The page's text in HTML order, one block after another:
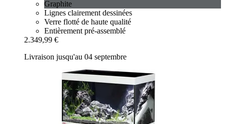
Graphite
Lignes clairement dessinées
Verre flotté de haute qualité
Entièrement pré-assemblé
2.349,99 €
Livraison jusqu'au 04 septembre